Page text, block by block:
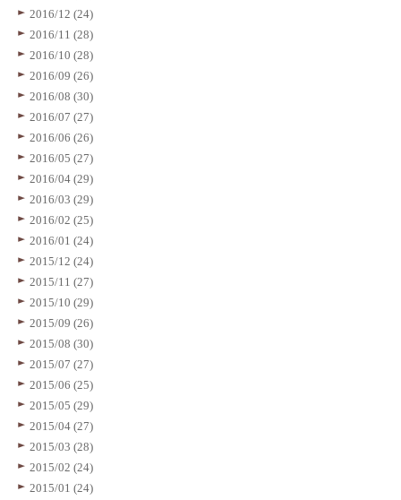
2016/12 (24)
2016/11 (28)
2016/10 (28)
2016/09 (26)
2016/08 (30)
2016/07 (27)
2016/06 (26)
2016/05 (27)
2016/04 (29)
2016/03 (29)
2016/02 (25)
2016/01 (24)
2015/12 (24)
2015/11 (27)
2015/10 (29)
2015/09 (26)
2015/08 (30)
2015/07 (27)
2015/06 (25)
2015/05 (29)
2015/04 (27)
2015/03 (28)
2015/02 (24)
2015/01 (24)